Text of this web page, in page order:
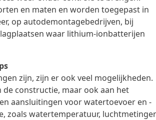
en maten en worden toegepast in
op autodemontagebedrijven, bij
waar lithium-ionbatterijen
zijn, zijn er ook veel mogelijkheden.
constructie, maar ook aan het
aansluitingen voor watertoevoer en -
zoals watertemperatuur,